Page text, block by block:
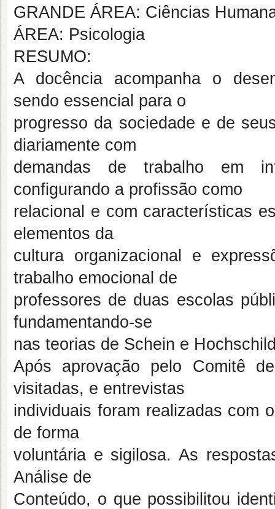
GRANDE ÁREA: Ciências
ÁREA: Psicologia
RESUMO:
A docência acompanha o
sendo essencial para o
progresso da sociedade e de
diariamente com
demandas de trabalho em
configurando a profissão como
relacional e com características
elementos da
cultura organizacional e
trabalho emocional de
professores de duas escolas
fundamentando-se
nas teorias de Schein e
Após aprovação pelo Comitê
visitadas, e entrevistas
individuais foram realizadas com
de forma
voluntária e sigilosa. As
Análise de
Conteúdo, o que possibilitou